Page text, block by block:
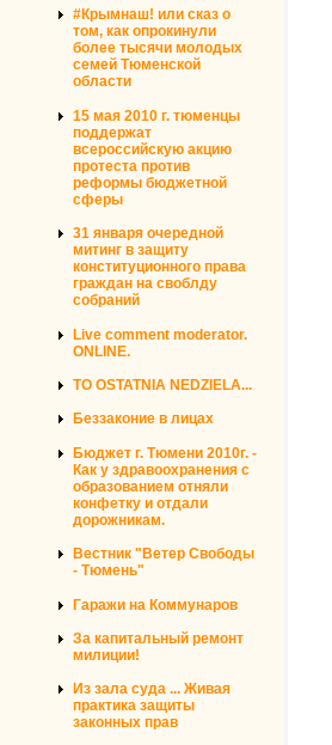
#Крымнаш! или сказ о
том, как опрокинули
более тысячи молодых
семей Тюменской
области
15 мая 2010 г. тюменцы
поддержат
всероссийскую акцию
протеста против
реформы бюджетной
сферы
31 января очередной
митинг в защиту
конституционного права
граждан на своблду
собраний
Live comment moderator.
ONLINE.
TO OSTATNIA NEDZIELA...
Беззаконие в лицах
Бюджет г. Тюмени 2010г. -
Как у здравоохранения с
образованием отняли
конфетку и отдали
дорожникам.
Вестник "Ветер Свободы
- Тюмень"
Гаражи на Коммунаров
За капитальный ремонт
милиции!
Из зала суда ... Живая
практика защиты
законных прав